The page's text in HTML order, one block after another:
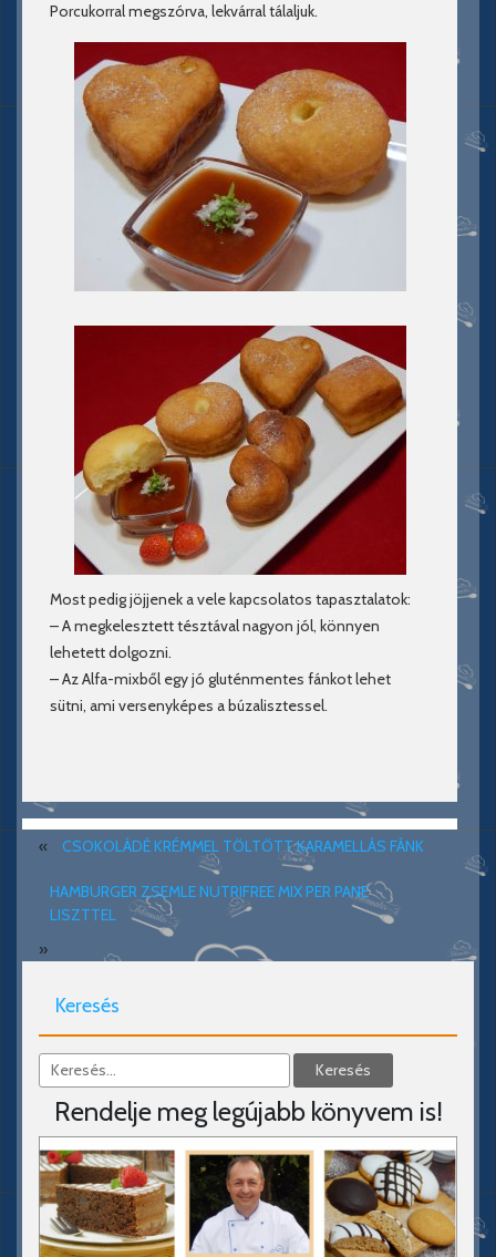
Porcukorral megszórva, lekvárral tálaljuk.
Most pedig jöjjenek a vele kapcsolatos tapasztalatok:
– A megkelesztett tésztával nagyon jól, könnyen
lehetett dolgozni.
– Az Alfa-mixből egy jó gluténmentes fánkot lehet
sütni, ami versenyképes a búzalisztessel.
« CSOKOLÁDÉ KRÉMMEL TÖLTÖTT KARAMELLÁS FÁNK
HAMBURGER ZSEMLE NUTRIFREE MIX PER PANE
LISZTTEL
»
Keresés
Rendelje meg legújabb könyvem is!